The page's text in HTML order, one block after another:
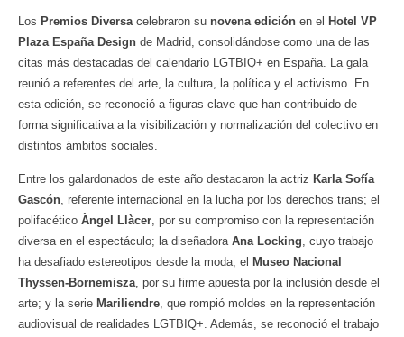
Los Premios Diversa celebraron su novena edición en el Hotel VP
Plaza España Design de Madrid, consolidándose como una de las
citas más destacadas del calendario LGTBIQ+ en España. La gala
reunió a referentes del arte, la cultura, la política y el activismo. En
esta edición, se reconoció a figuras clave que han contribuido de
forma significativa a la visibilización y normalización del colectivo en
distintos ámbitos sociales.
Entre los galardonados de este año destacaron la actriz Karla Sofía
Gascón, referente internacional en la lucha por los derechos trans; el
polifacético Àngel Llàcer, por su compromiso con la representación
diversa en el espectáculo; la diseñadora Ana Locking, cuyo trabajo
ha desafiado estereotipos desde la moda; el Museo Nacional
Thyssen-Bornemisza, por su firme apuesta por la inclusión desde el
arte; y la serie Mariliendre, que rompió moldes en la representación
audiovisual de realidades LGTBIQ+. Además, se reconoció el trabajo